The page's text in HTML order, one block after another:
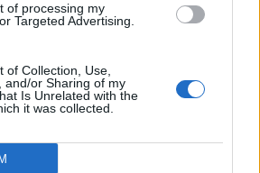
of processing my
Targeted Advertising.
of Collection, Use,
and/or Sharing of my
Is Unrelated with the
it was collected.
α' εξάμηνο, στα 550 εκατ. ευρώ – Καθαρά
ευρώ
Media: Με ενίσχυση 8 εκατ.
ευρώ σε 451 επιχειρήσεις
στήριξης- Κάλυψη εισφορών